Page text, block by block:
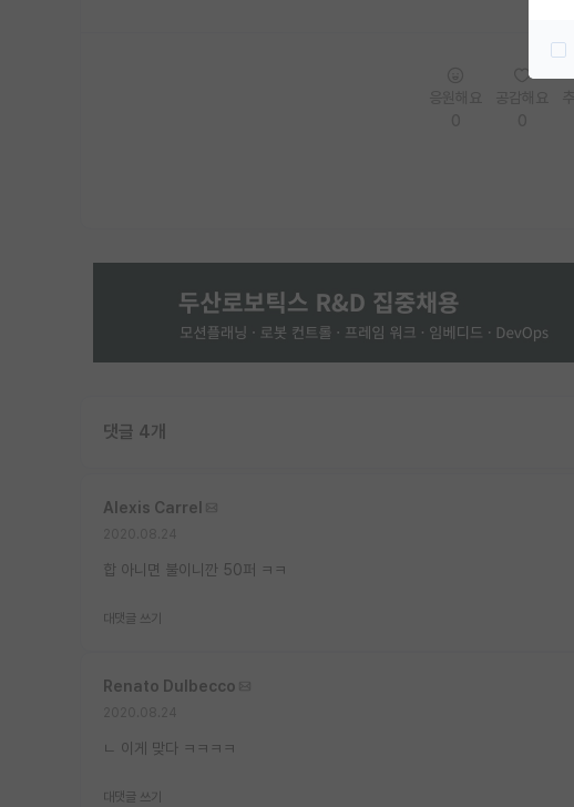
댓글 4개
Alexis Carrel
합 아니면 불이니깐 50퍼 ㅋㅋ
대댓글 쓰기
Renato Dulbecco
ㄴ 이게 맞다 ㅋㅋㅋㅋ
대댓글 쓰기